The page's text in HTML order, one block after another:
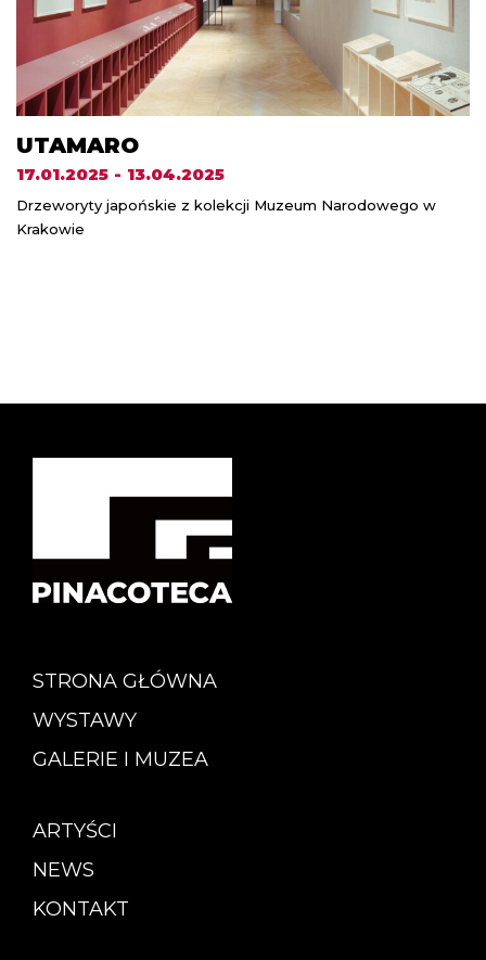
UTAMARO
17.01.2025 - 13.04.2025
Drzeworyty japońskie z kolekcji Muzeum Narodowego w
Krakowie
STRONA GŁÓWNA
WYSTAWY
GALERIE I MUZEA
ARTYŚCI
NEWS
KONTAKT